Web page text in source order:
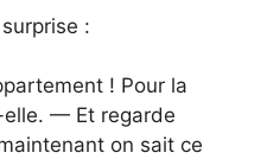
:
! Pour la
— Et regarde
on sait ce